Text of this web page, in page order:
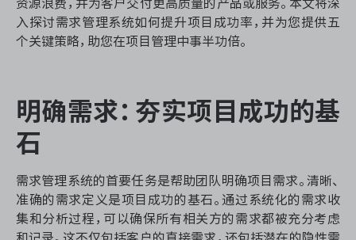
ONES 资讯
ONES 资讯
资源浪费，并为客户交付更高质量的产品或服务。本文将深
入探讨需求管理系统如何提升项目成功率，并为您提供五
个关键策略，助您在项目管理中事半功倍。
明确需求：夯实项目成功的基
石
需求管理系统的首要任务是帮助团队明确项目需求。清晰、
准确的需求定义是项目成功的基石。通过系统化的需求收
集和分析过程，可以确保所有相关方的需求都被充分考虑